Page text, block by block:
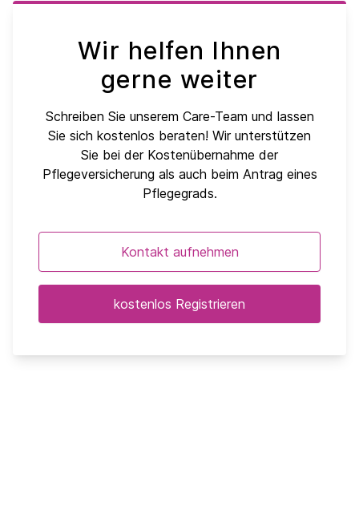
Wir helfen Ihnen
gerne weiter
Schreiben Sie unserem Care-Team und lassen
Sie sich kostenlos beraten! Wir unterstützen
Sie bei der Kostenübernahme der
Pflegeversicherung als auch beim Antrag eines
Pflegegrads.
Kontakt aufnehmen
kostenlos Registrieren